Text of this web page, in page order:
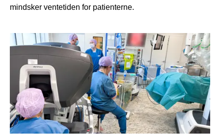
mindsker ventetiden for patienterne.